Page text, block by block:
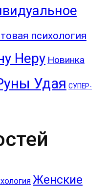
психология
Неру Новинка
Удая СУПЕР-
Женские